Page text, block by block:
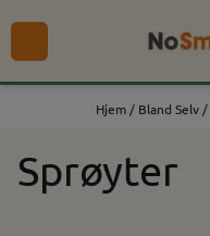
Hopp til innhold
Hjem / Bland Selv /
Sprøyter